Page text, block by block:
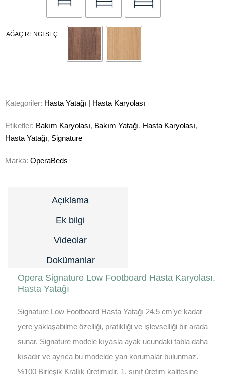
AĞAÇ RENGI SEÇ
Kategoriler: Hasta Yatağı | Hasta Karyolası
Etiketler: Bakım Karyolası, Bakım Yatağı, Hasta Karyolası,
Hasta Yatağı, Signature
Marka: OperaBeds
Açıklama
Ek bilgi
Videolar
Dokümanlar
Opera Signature Low Footboard Hasta Karyolası,
Hasta Yatağı
Signature Low Footboard Hasta Yatağı 24,5 cm’ye kadar
yere yaklaşabilme özelliği, pratikliği ve işlevselliği bir arada
sunar. Signature modele kıyasla ayak ucundaki tabla daha
kısadır ve ayrıca bu modelde yan korumalar bulunmaz.
%100 Birleşik Krallık üretimidir. 1. sınıf üretim kalitesine